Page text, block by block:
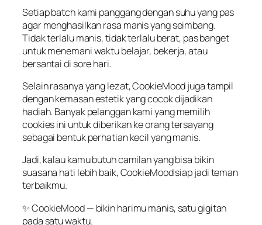
Setiapbatch kami panggangdengansuhuyang pas
agarmenghasilkanrasa manisyangseimbang.
Tidakterlalumanis,tidakterlaluberat, pasbanget
untukmenemaniwaktubelajar, bekerja,atau
bersantaidi sorehari.
Selainrasanyayanglezat,CookieMoodjugatampil
dengankemasanestetikyangcocokdijadikan
hadiah. Banyakpelanggankami yangmemilih
cookiesini untukdiberikankeorangtersayang
sebagai bentukperhatiankecilyangmanis.
Jadi,kalaukamubutuhcamilanyangbisa bikin
suasana hati lebihbaik,CookieMoodsiapjaditeman
terbaikmu.
✨CookieMood— bikinharimumanis, satugigitan
pada satuwaktu.